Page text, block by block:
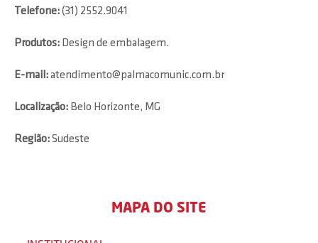
Telefone:(31) 2552.9041
Produtos: Design de embalagem.
E-mail:atendimento@palmacomunic.com.br
Localização: Belo Horizonte, MG
Região:Sudeste
MAPA DO SITE